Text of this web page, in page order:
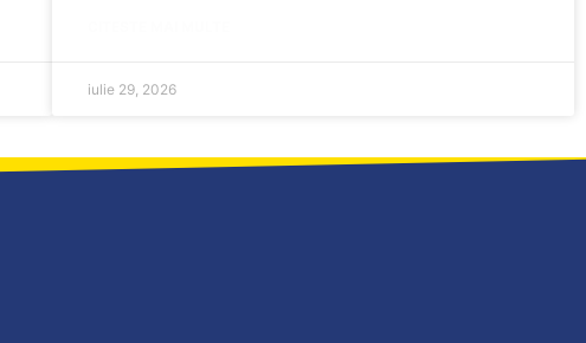
iulie 29, 2026